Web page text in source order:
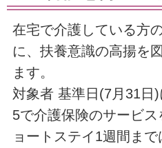
在宅で介護している方
に、扶養意識の高揚を
ます。
対象者 基準日(7月31日)
5で介護保険のサービ
ョートステイ1週間ま